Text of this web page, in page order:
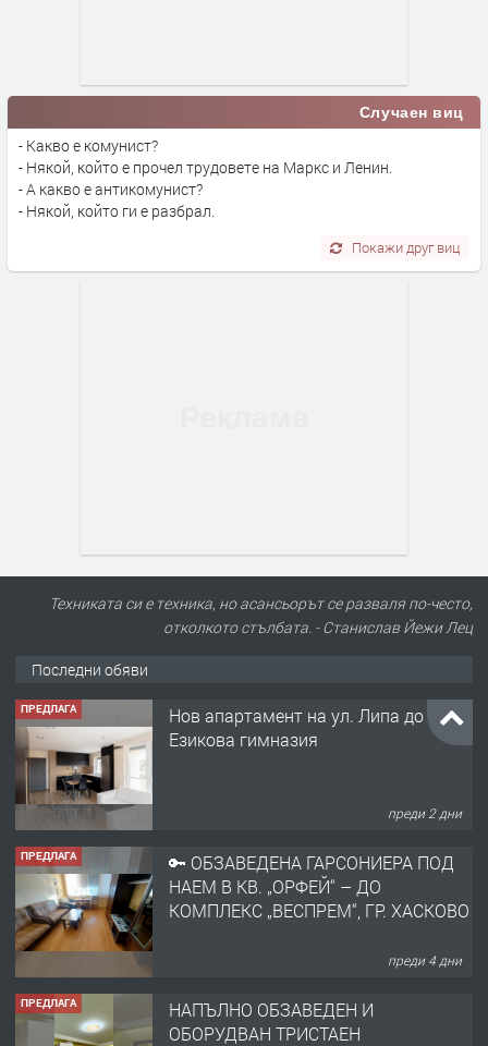
Случаен виц
- Какво е комунист?
- Някой, който е прочел трудовете на Маркс и Ленин.
- А какво е антикомунист?
- Някой, който ги е разбрал.
Покажи друг виц
Техниката си е техника, но асансьорът се разваля по-често,
отколкото стълбата. - Станислав Йежи Лец
Последни обяви
ПРЕДЛАГА
Нов апартамент на ул. Липа до
Езикова гимназия
преди 2 дни
ПРЕДЛАГА
🔑 ОБЗАВЕДЕНА ГАРСОНИЕРА ПОД
НАЕМ В КВ. „ОРФЕЙ“ – ДО
КОМПЛЕКС „ВЕСПРЕМ“, ГР. ХАСКОВО
преди 4 дни
ПРЕДЛАГА
НАПЪЛНО ОБЗАВЕДЕН И
ОБОРУДВАН ТРИСТАЕН